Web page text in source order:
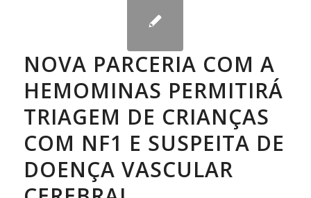
NOVA PARCERIA COM A
HEMOMINAS PERMITIRÁ
TRIAGEM DE CRIANÇAS
COM NF1 E SUSPEITA DE
DOENÇA VASCULAR